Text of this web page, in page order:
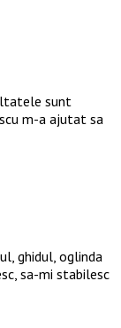
sunt
m-a ajutat sa
ghidul, oglinda
sa-mi stabilesc